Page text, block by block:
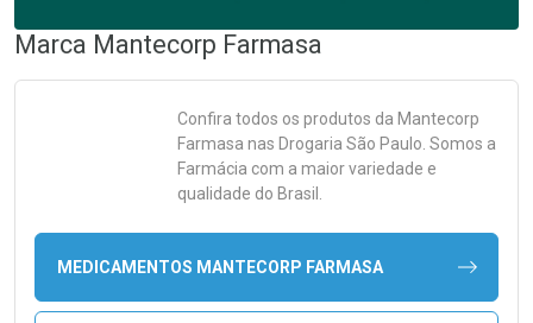
Marca Mantecorp Farmasa
Confira todos os produtos da Mantecorp
Farmasa nas Drogaria São Paulo. Somos a
Farmácia com a maior variedade e
qualidade do Brasil.
MEDICAMENTOS MANTECORP FARMASA